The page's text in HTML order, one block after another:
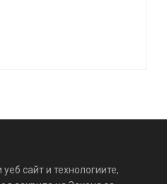
сайт и технологиите,